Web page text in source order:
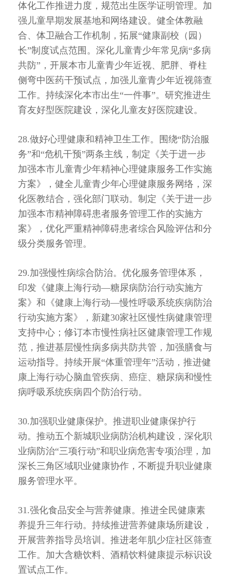
体化工作推进力度，规范出生医学证明管理。加
强儿童早期发展基地和网络建设。健全体教融
合、体卫融合工作机制，拓展“健康副校（园）
长”制度试点范围。深化儿童青少年常见病“多病
共防”，开展本市儿童青少年近视、肥胖、脊柱
侧弯中医药干预试点，加强儿童青少年近视筛查
工作。持续深化本市出生“一件事”。研究推进生
育友好型医院建设，深化儿童友好医院建设。
28.做好心理健康和精神卫生工作。围绕“防治服
务”和“危机干预”两条主线，制定《关于进一步
加强本市儿童青少年精神心理健康服务工作实施
方案》，健全儿童青少年心理健康服务网络，深
化医教结合，强化部门联动。制定《关于进一步
加强本市精神障碍患者服务管理工作的实施方
案》，优化严重精神障碍患者综合风险评估和分
级分类服务管理。
29.加强慢性病综合防治。优化服务管理体系，
印发《健康上海行动—糖尿病防治行动实施方
案》和《健康上海行动—慢性呼吸系统疾病防治
行动实施方案》，新建30家社区慢性病健康管理
支持中心；修订本市慢性病社区健康管理工作规
范，推进基层慢性病多病共防共管，加强膳食与
运动指导。持续开展“体重管理年”活动，推进健
康上海行动心脑血管疾病、癌症、糖尿病和慢性
病呼吸系统疾病四个防治行动。
30.加强职业健康保护。推进职业健康保护行
动。推动五个新城职业病防治机构建设，深化职
业病防治“三项行动”和职业病危害专项治理，加
深长三角区域职业健康协作，不断提升职业健康
服务管理水平。
31.强化食品安全与营养健康。推进全民健康素
养提升三年行动。持续推进营养健康场所建设，
开展营养指导员培训。推进老年肌少症社区筛查
工作。加大含糖饮料、酒精饮料健康提示标识设
置试点工作。